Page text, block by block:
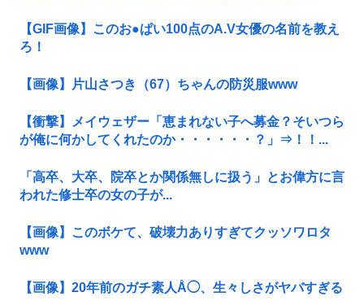
【GIF画像】このお●ぱい100点のA.V女優の名前を教え
ろ！
【画像】片山さつき（67）ちゃんの防災服www
【衝撃】メイウェザー「恵まれない子へ募金？そいつら
が俺に何かしてくれたのか・・・・・・？」⇒！！...
「高卒、大卒、院卒とか関係無しに扱う」とお偉方に言
われた修士卒の女の子が...
【画像】このボケて、破壊力ありすぎてクッソワロタ
www
【画像】20年前のガチ素人Å◯、生々しさがヤバすぎる